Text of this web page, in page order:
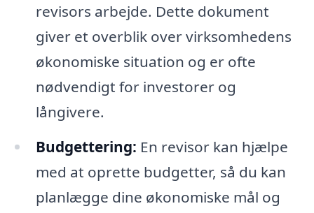
revisors arbejde. Dette dokument
giver et overblik over virksomhedens
økonomiske situation og er ofte
nødvendigt for investorer og
långivere.
Budgettering: En revisor kan hjælpe
med at oprette budgetter, så du kan
planlægge dine økonomiske mål og